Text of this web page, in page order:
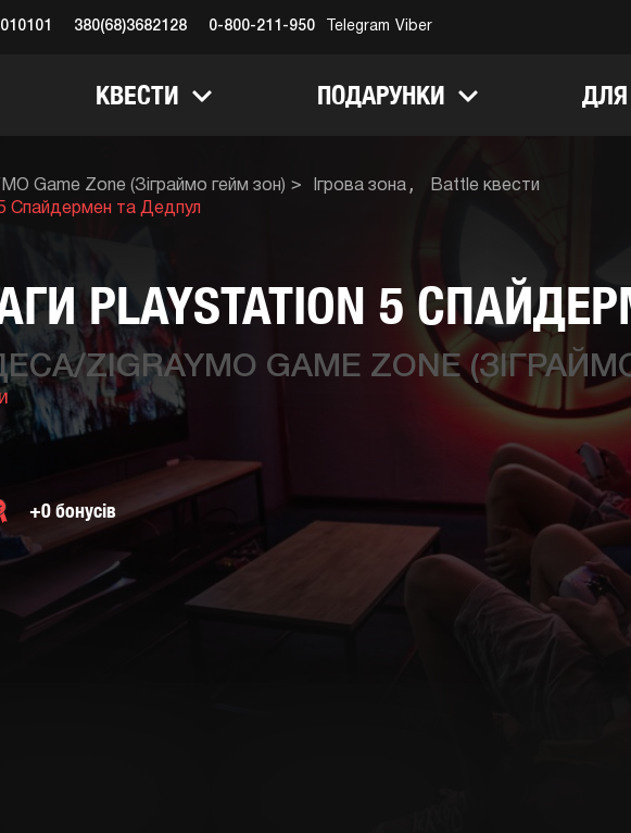
380(68)3682128 0-800-211-950 Telegram Viber
КВЕСТИ ПОДАРУНКИ ДЛЯ
Game Zone (Зіграймо гейм зон) Ігрова зона
Battle квести
Спайдермен та Дедпул
PLAYSTATION 5
ZIGRAYMO GAME ZONE
+0 бонусів